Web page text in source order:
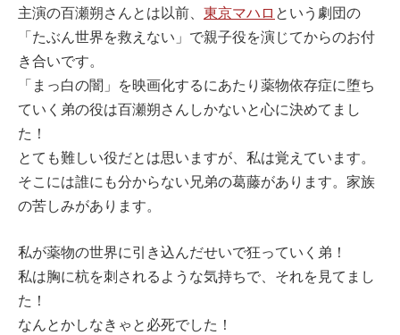
主演の百瀬朔さんとは以前、 東京マハロ という劇団の
「たぶん世界を救えない」で親子役を演じてからのお付
き合いです。
「まっ白の闇」を映画化するにあたり薬物依存症に堕ち
ていく弟の役は百瀬朔さんしかないと心に決めてまし
た！
とても難しい役だとは思いますが、私は覚えています。
そこには誰にも分からない兄弟の葛藤があります。家族
の苦しみがあります。
私が薬物の世界に引き込んだせいで狂っていく弟！
私は胸に杭を刺されるような気持ちで、それを見てまし
た！
なんとかしなきゃと必死でした！